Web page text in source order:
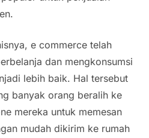
e commerce telah
dan mengkonsumsi
lebih baik. Hal tersebut
banyak orang beralih ke
mereka untuk memesan
mudah dikirim ke rumah